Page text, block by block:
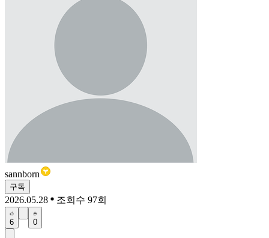
sannborn
구독
2026.05.28 조회수 97회
6 0